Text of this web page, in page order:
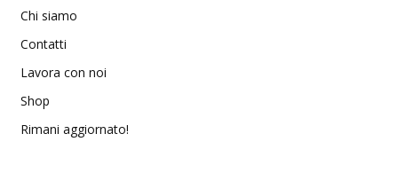
Chi siamo
Contatti
Lavora con noi
Shop
Rimani aggiornato!